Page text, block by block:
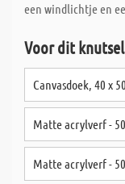
een windlichtje en
Voor dit
Canvasdoek, 40 x
Matte acrylverf -
Matte acrylverf -